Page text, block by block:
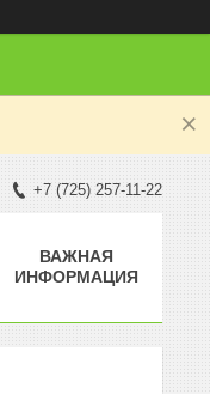
+7 (725) 257-11-22
ВАЖНАЯ
ИНФОРМАЦИЯ